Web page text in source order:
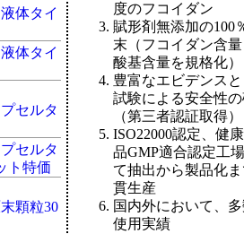
体タイ
体タイ
セルタ
セルタ
ト特価
顆粒30
度のフコイダン
賦形剤無添加の100
末（フコイダン含
酸基含量を規格化）
豊富なエビデンス
試験による安全性
（第三者認証取得）
ISO22000認定、健
品GMP適合認定工
て抽出から製品化
貫生産
国内外において、
使用実績